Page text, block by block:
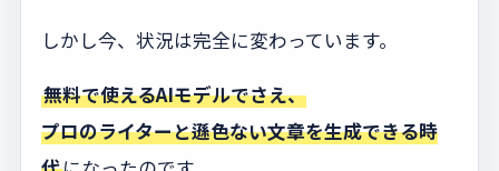
しかし今、状況は完全に変わっています。
無料で使えるAIモデルでさえ、
プロのライターと遜色ない文章を生成できる時